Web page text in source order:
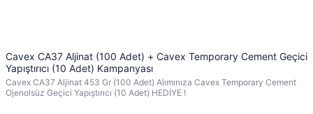
Cavex CA37 Aljinat (100 Adet) + Cavex Temporary Cement Geçici
Yapıştırıcı (10 Adet) Kampanyası
Cavex CA37 Aljinat 453 Gr (100 Adet) Alımınıza Cavex Temporary Cement
Ojenolsüz Geçici Yapıştırıcı (10 Adet) HEDİYE !